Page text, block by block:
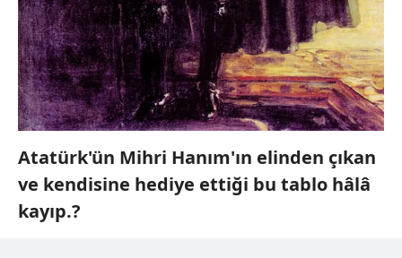
Atatürk'ün Mihri Hanım'ın elinden çıkan
ve kendisine hediye ettiği bu tablo hâlâ
kayıp.?